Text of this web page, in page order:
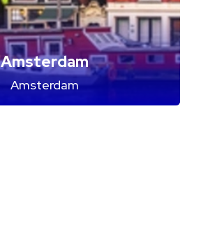
Amsterdam
Amsterdam